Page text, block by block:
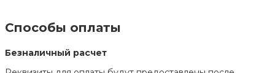
Способы оплаты
Безналичный расчет